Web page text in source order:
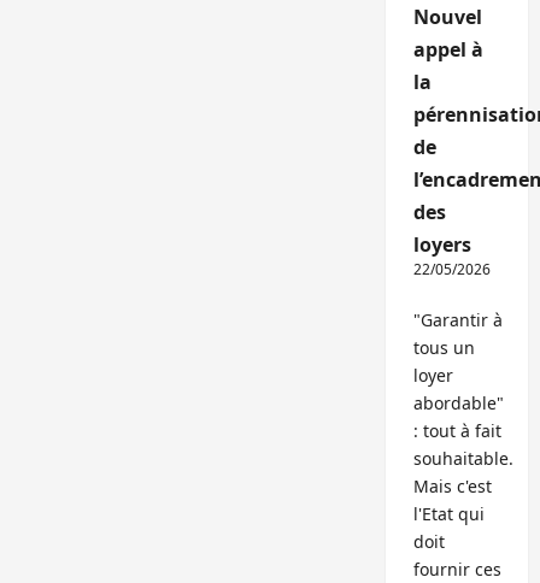
Nouvel
appel à
la
de
des
loyers
22/05/2026
"Garantir à
tous un
loyer
abordable"
: tout à fait
souhaitable.
Mais c'est
l'Etat qui
doit
fournir ces